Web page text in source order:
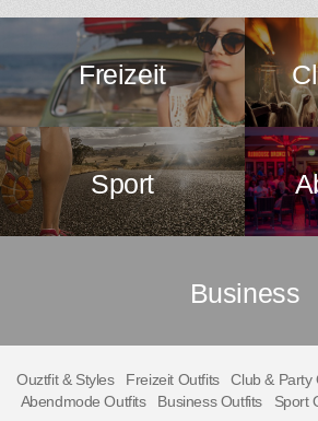
Freizeit
Sport
Business
Ouztfit & Styles Freizeit Outfits
Club & Party
Abendmode Outfits
Business Outfits Sport